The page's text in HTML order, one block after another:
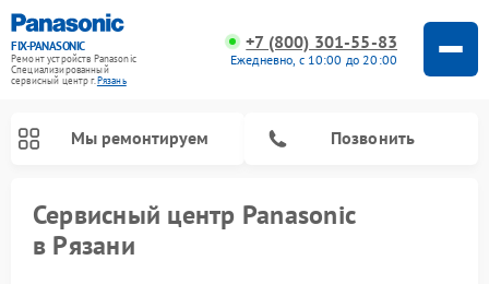
FIX-PANASONIC
Ремонт устройств Panasonic
Специализированный
cервисный центр г.Рязань
+7 (800) 301-55-83
Ежедневно, с 10:00 до 20:00
Мы ремонтируем Позвонить
Сервисный центр Panasonic
в Рязани